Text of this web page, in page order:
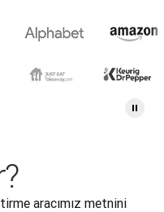
aracımız metnini